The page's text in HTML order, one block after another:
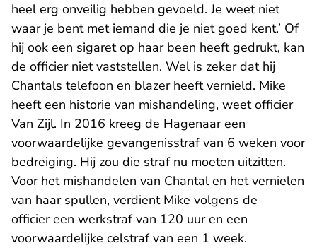
heel erg onveilig hebben gevoeld. Je weet niet
waar je bent met iemand die je niet goed kent.’ Of
hij ook een sigaret op haar been heeft gedrukt, kan
de officier niet vaststellen. Wel is zeker dat hij
Chantals telefoon en blazer heeft vernield. Mike
heeft een historie van mishandeling, weet officier
Van Zijl. In 2016 kreeg de Hagenaar een
voorwaardelijke gevangenisstraf van 6 weken voor
bedreiging. Hij zou die straf nu moeten uitzitten.
Voor het mishandelen van Chantal en het vernielen
van haar spullen, verdient Mike volgens de
officier een werkstraf van 120 uur en een
voorwaardelijke celstraf van een 1 week.